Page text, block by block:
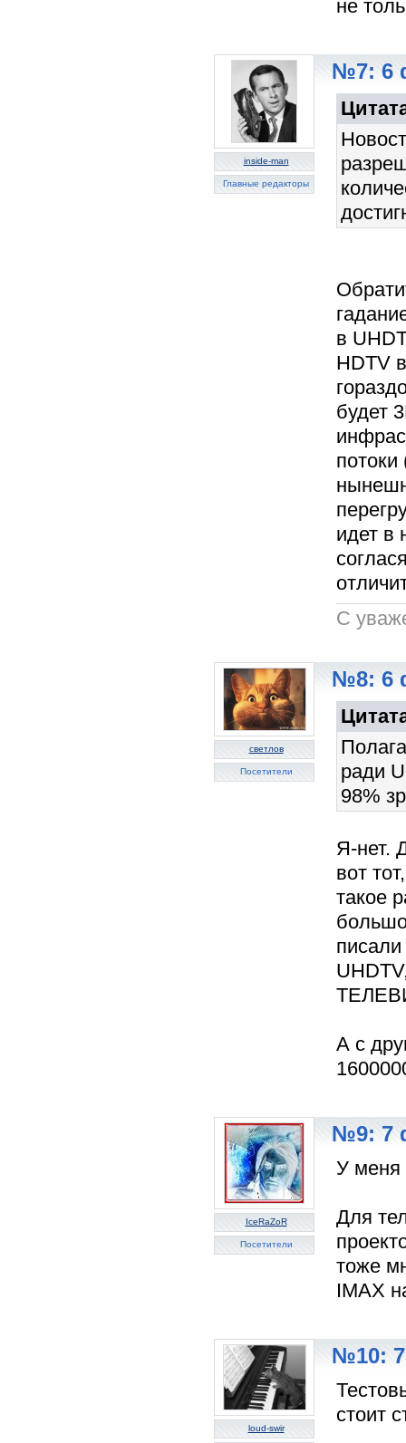
не
inside-man
Главные редакторы
№7: 6
в
HDTV
будет
потоки
идет в
C
светлов
Посетители
№8: 6
ради
98%
Я-нет.
вот
такое
писали
А с
IceRaZoR
Посетители
№9: 7
У меня
Для
тоже
IMAX
loud-swir
№10: 7
стоит